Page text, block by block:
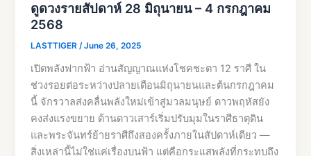
ดูดวงรายสัปดาห์ 28 มิถุนายน – 4 กรกฎาคม
2568
LASTTIGER/June 26, 2025
เปิดพลังฟากฟ้า อ่านสัญญาณแห่งโชคชะตา 12 ราศี ใน
ช่วงรอยต่อระหว่างปลายเดือนมิถุนายนและต้นกรกฎาคม
นี้ จักรวาลส่งคลื่นพลังใหม่เข้าสู่มวลมนุษย์ ดาวพฤหัสยัง
คงส่งแรงขยาย ด้านดาวเสาร์เริ่มปรับมุมในราศีธาตุดิน
และพระจันทร์ย้ายราศีถึงสองครั้งภายในสัปดาห์เดียว —
สิ่งเหล่านี้ไม่ใช่แค่เรื่องบนฟ้า แต่คือกระแสพลังที่กระทบถึง